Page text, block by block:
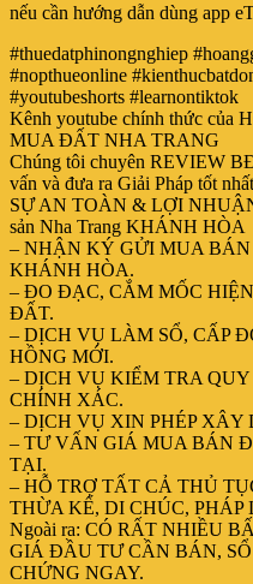
nếu cần hướng dẫn dùng app
#thuedatphinongnghiep
#nopthueonline
#youtubeshorts #learnontiktok
Kênh youtube chính thức
MUA ĐẤT NHA TRANG
Chúng tôi chuyên REVIEW
vấn và đưa ra Giải Pháp tốt
SỰ AN TOÀN & LỢI
sản Nha Trang KHÁNH HÒA
– NHẬN KÝ GỬI MUA
KHÁNH HÒA.
– ĐO ĐẠC, CẮM MỐC
ĐẤT.
– DỊCH VỤ LÀM SỔ, CẤP
HỒNG MỚI.
– DỊCH VỤ KIỂM TRA
CHÍNH XÁC.
– DỊCH VỤ XIN PHÉP XÂY
– TƯ VẤN GIÁ MUA BÁN
TẠI.
– HỖ TRỢ TẤT CẢ THỦ
THỪA KẾ, DI CHÚC,
Ngoài ra: CÓ RẤT NHIỀU
GIÁ ĐẦU TƯ CẦN BÁN,
CHỨNG NGAY.